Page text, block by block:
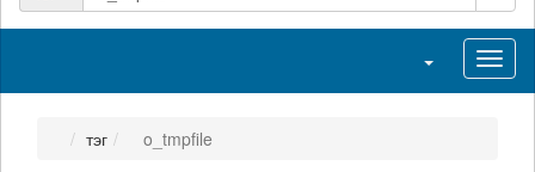
Переключить
тэг o_tmpfile